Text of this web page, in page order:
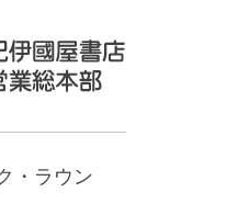
・ラウン